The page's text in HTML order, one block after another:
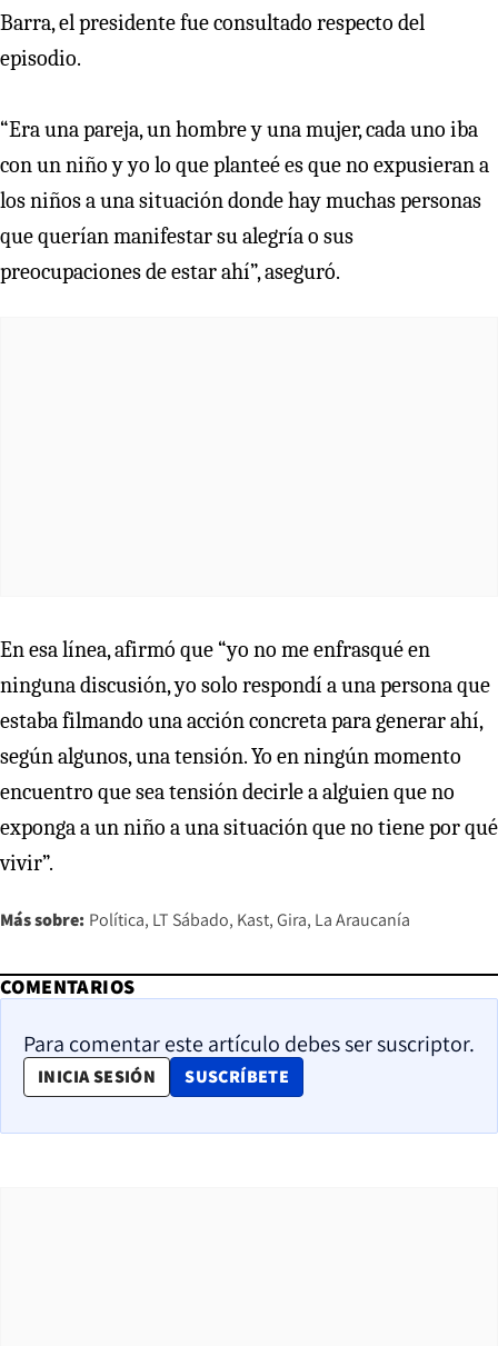
Barra, el presidente fue consultado respecto del
episodio.
“Era una pareja, un hombre y una mujer, cada uno iba
con un niño y yo lo que planteé es que no expusieran a
los niños a una situación donde hay muchas personas
que querían manifestar su alegría o sus
preocupaciones de estar ahí”, aseguró.
En esa línea, afirmó que “yo no me enfrasqué en
ninguna discusión, yo solo respondí a una persona que
estaba filmando una acción concreta para generar ahí,
según algunos, una tensión. Yo en ningún momento
encuentro que sea tensión decirle a alguien que no
exponga a un niño a una situación que no tiene por qué
vivir”.
Más sobre: Política LT Sábado Kast Gira La Araucanía
COMENTARIOS
Para comentar este artículo debes ser suscriptor.
INICIA SESIÓN SUSCRÍBETE
OPENS IN NEW WINDOW